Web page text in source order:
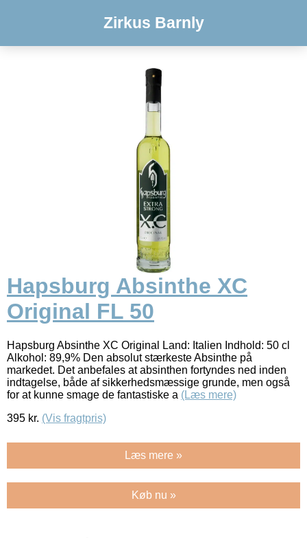
Zirkus Barnly
Hapsburg Absinthe XC
Original FL 50
Hapsburg Absinthe XC Original Land: Italien Indhold: 50 cl
Alkohol: 89,9% Den absolut stærkeste Absinthe på
markedet. Det anbefales at absinthen fortyndes ned inden
indtagelse, både af sikkerhedsmæssige grunde, men også
for at kunne smage de fantastiske a (Læs mere)
395 kr. (Vis fragtpris)
Læs mere »
Køb nu »